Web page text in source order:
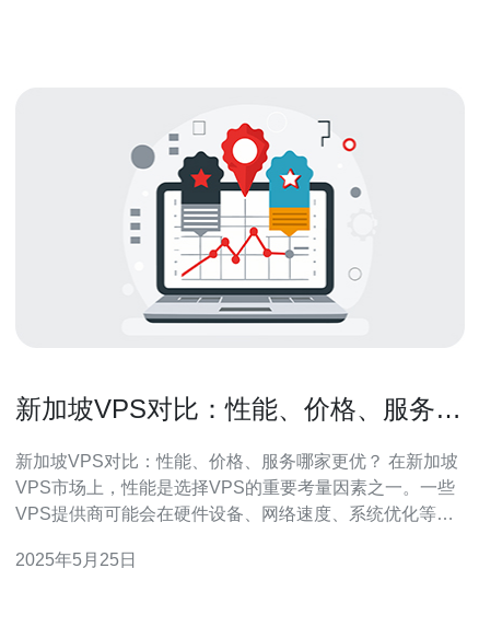
新加坡VPS对比：性能、价格、服务哪
新加坡VPS对比：性能、价格、服务哪家更优？ 在新加坡
VPS市场上，性能是选择VPS的重要考量因素之一。一些
VPS提供商可能会在硬件设备、网络速度、系统优化等方
地了解哪家更适合您的需求。 除了性能外，价格也是选择
2025年5月25日